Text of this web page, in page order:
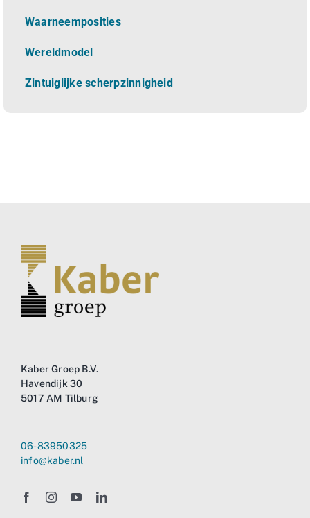
Waarneemposities
Wereldmodel
Zintuiglijke scherpzinnigheid
Kaber Groep B.V.
Havendijk 30
5017 AM Tilburg
06-83950325
info@kaber.nl